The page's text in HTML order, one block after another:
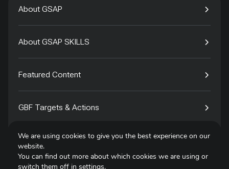
About GSAP
About GSAP SKILLS
Featured Content
GBF Targets & Actions
Tech4Species
We are using cookies to give you the best experience on our
website.
You can find out more about which cookies we are using or
switch them off in settings.